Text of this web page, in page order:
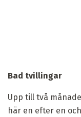
Bad tvillingar
Upp till två
här en efter en